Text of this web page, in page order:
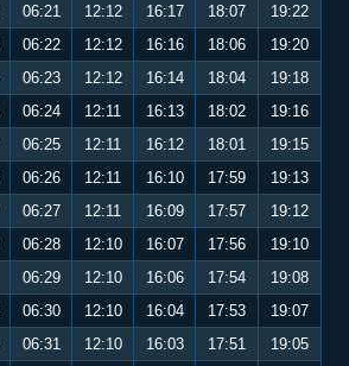
06:21 12:12 16:17 18:07
19:22
06:22 12:12 16:16 18:06
19:20
06:23 12:12 16:14 18:04
19:18
06:24 12:11 16:13 18:02
19:16
06:25 12:11 16:12 18:01
19:15
06:26 12:11 16:10 17:59
19:13
06:27 12:11 16:09 17:57
19:12
06:28 12:10 16:07 17:56
19:10
06:29 12:10 16:06 17:54
19:08
06:30 12:10 16:04 17:53
19:07
06:31 12:10 16:03 17:51
19:05